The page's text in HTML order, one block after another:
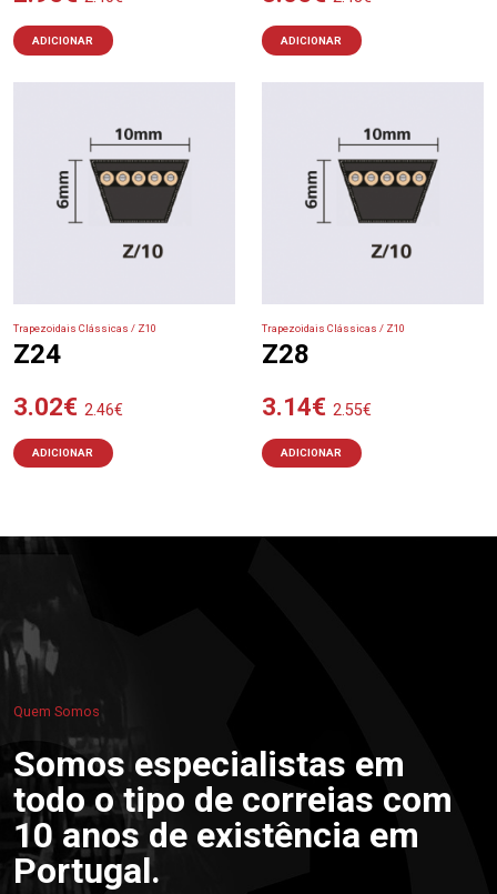
ADICIONAR ADICIONAR
Trapezoidais Clássicas / Z10
Z24
3.02€ 2.46€
ADICIONAR
Trapezoidais Clássicas / Z10
Z28
3.14€ 2.55€
ADICIONAR
Quem Somos
Somos especialistas em
todo o tipo de correias com
10 anos de existência em
Portugal.